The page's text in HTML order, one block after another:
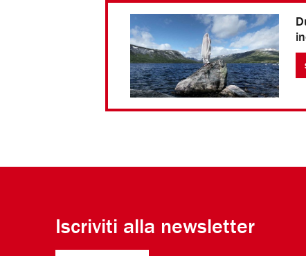
Iscriviti alla newsletter